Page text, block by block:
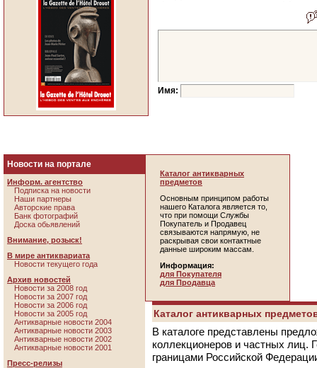
Имя:
Новости на портале
Информ. агентство
Подписка на новости
Наши партнеры
Авторские права
Банк фотографий
Доска обьявлений
Внимание, розыск!
В мире антиквариата
Новости текущего года
Архив новостей
Новости за 2008 год
Новости за 2007 год
Новости за 2006 год
Новости за 2005 год
Антикварные новости 2004
Антикварные новости 2003
Антикварные новости 2002
Антикварные новости 2001
Пресс-релизы
Каталог антикварных
предметов
Основным принципом работы
нашего Каталога является то,
что при помощи Службы
Покупатель и Продавец
связываются напрямую, не
раскрывая свои контактные
данные широким массам.
Информация:
для Покупателя
для Продавца
Каталог антикварных
В каталоге представлены
коллекционеров и частных лиц.
границами Российской